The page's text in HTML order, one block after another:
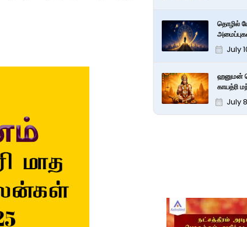
தொழில்
July
ஹனுமன்
காயத்ரி
July